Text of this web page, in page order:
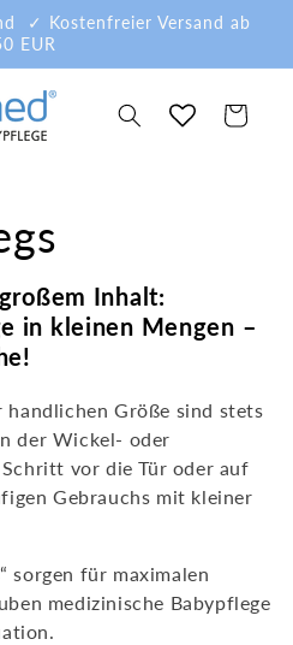
✓ Kostenfreier Versand ab
EUR
Warenkorb
Inhalt:
in kleinen Mengen –
handlichen Größe sind stets
der Wickel- oder
vor die Tür oder auf
Gebrauchs mit kleiner
sorgen für maximalen
medizinische Babypflege